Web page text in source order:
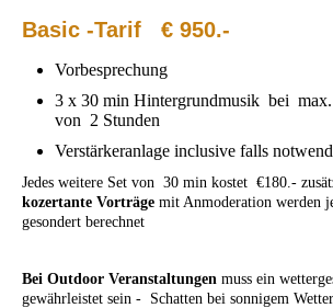
Basic -Tarif € 950.-
Vorbesprechung
3 x 30 min Hintergrundmusik bei
von 2 Stunden
Verstärkeranlage inclusive falls
Jedes weitere Set von 30 min kostet €180.-
kozertante Vorträge mit Anmoderation werden
gesondert berechnet
Bei Outdoor Veranstaltungen muss ein
gewährleistet sein - Schatten bei sonnigem